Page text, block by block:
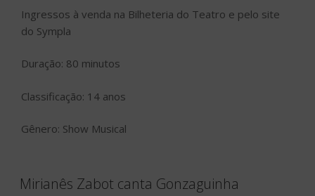
Ingressos à venda na Bilheteria do Teatro e pelo site
do Sympla
Duração: 80 minutos
Classificação: 14 anos
Gênero: Show Musical
Mirianês Zabot canta Gonzaguinha